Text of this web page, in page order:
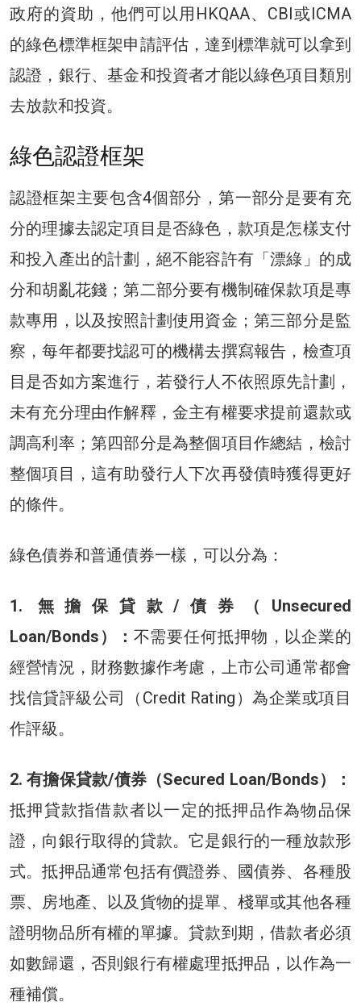
政府的資助，他們可以用HKQAA、CBI或ICMA
的綠色標準框架申請評估，達到標準就可以拿到
認證，銀行、基金和投資者才能以綠色項目類別
去放款和投資。
綠色認證框架
認證框架主要包含4個部分，第一部分是要有充
分的理據去認定項目是否綠色，款項是怎樣支付
和投入產出的計劃，絕不能容許有「漂綠」的成
分和胡亂花錢；第二部分要有機制確保款項是專
款專用，以及按照計劃使用資金；第三部分是監
察，每年都要找認可的機構去撰寫報告，檢查項
目是否如方案進行，若發行人不依照原先計劃，
未有充分理由作解釋，金主有權要求提前還款或
調高利率；第四部分是為整個項目作總結，檢討
整個項目，這有助發行人下次再發債時獲得更好
的條件。
綠色債券和普通債券一樣，可以分為：
1. 無擔保貸款/債券（Unsecured
Loan/Bonds）： 不需要任何抵押物，以企業的
經營情況，財務數據作考慮，上市公司通常都會
找信貸評級公司（Credit Rating）為企業或項目
作評級。
2. 有擔保貸款/債券（Secured Loan/Bonds）：
抵押貸款指借款者以一定的抵押品作為物品保
證，向銀行取得的貸款。它是銀行的一種放款形
式。抵押品通常包括有價證券、國債券、各種股
票、房地產、以及貨物的提單、棧單或其他各種
證明物品所有權的單據。貸款到期，借款者必須
如數歸還，否則銀行有權處理抵押品，以作為一
種補償。